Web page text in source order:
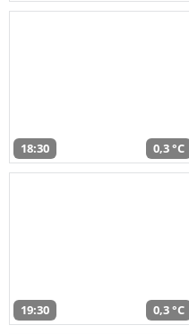
18:30 0,3 °C
19:30 0,3 °C